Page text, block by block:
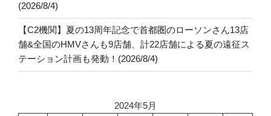
(2026/8/4)
【C2機関】夏の13周年記念で首都圏のローソンさん13店
舗&全国のHMVさんも9店舗、計22店舗による夏の遠征ス
テーション計画も発動！(2026/8/4)
2024年5月